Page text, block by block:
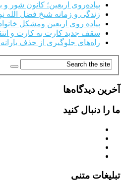
پیاده‌روی اربعین؛ کانون شور و
زندگی و زمانه شیخ فضل الله
پیاده روی اربعین ومشکل
سقف جدید کارت به کارت و
راه‌های جلوگیری از حذف
آخرین دیدگاه‌ها
ما را دنبال کنید
تبلیغات متنی